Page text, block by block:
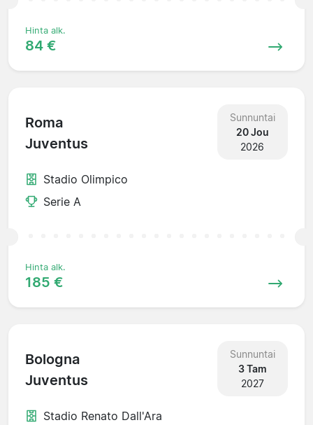
Hinta alk.
84 €
Roma
Juventus
Sunnuntai
20 Jou
2026
Stadio Olimpico
Serie A
Hinta alk.
185 €
Bologna
Juventus
Sunnuntai
3 Tam
2027
Stadio Renato Dall'Ara